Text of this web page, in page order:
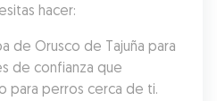
hacer:
de Orusco de Tajuña para
de confianza que
para perros cerca de ti.